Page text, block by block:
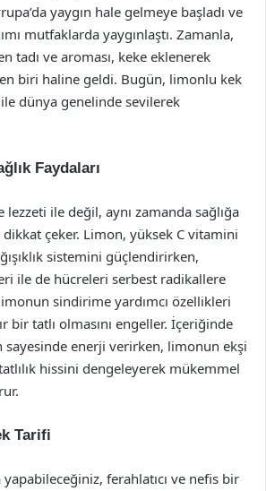
yaygın hale gelmeye başladı ve
mutfaklarda yaygınlaştı. Zamanla,
tadı ve aroması, keke eklenerek
biri haline geldi. Bugün, limonlu kek
dünya genelinde sevilerek
Faydaları
lezzeti ile değil, aynı zamanda sağlığa
çeker. Limon, yüksek C vitamini
sistemini güçlendirirken,
ile de hücreleri serbest radikallere
sindirime yardımcı özellikleri
bir tatlı olmasını engeller. İçeriğinde
sayesinde enerji verirken, limonun ekşi
hissini dengeleyerek mükemmel
Tarifi
ferahlatıcı ve nefis bir